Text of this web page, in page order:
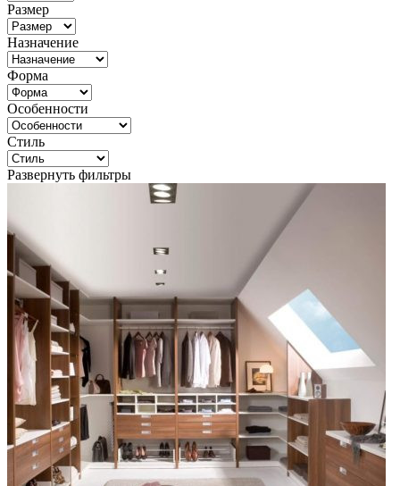
Размер
Назначение
Форма
Особенности
Стиль
Развернуть фильтры